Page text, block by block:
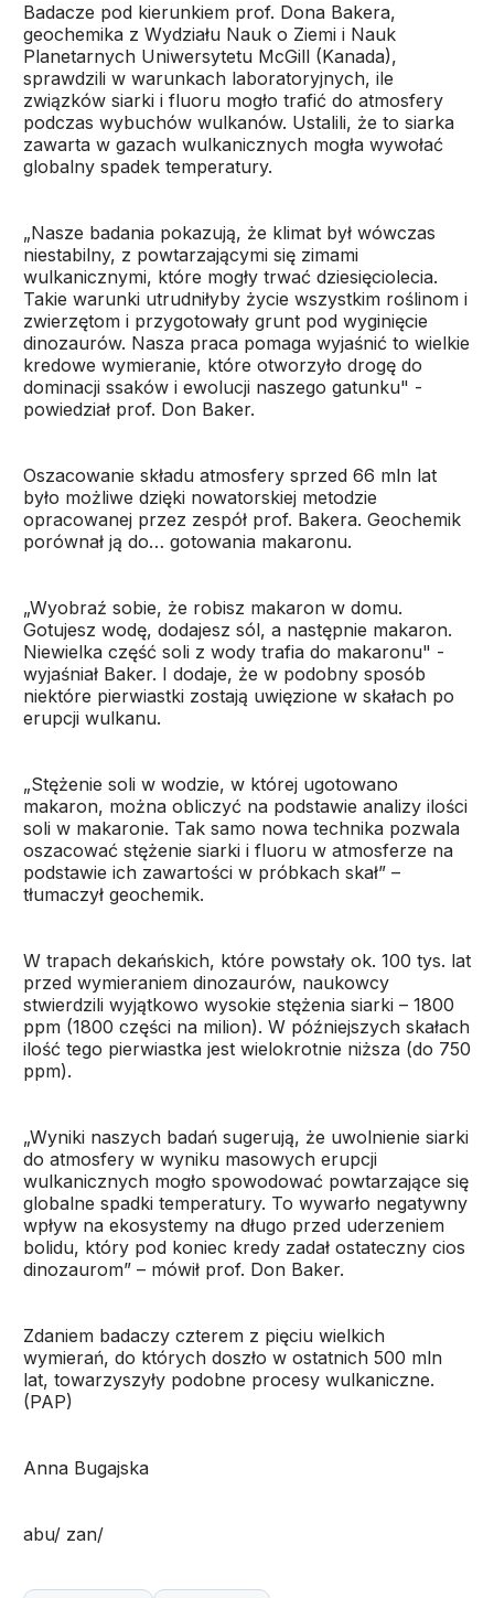
Badacze pod kierunkiem prof. Dona Bakera,
geochemika z Wydziału Nauk o Ziemi i Nauk
Planetarnych Uniwersytetu McGill (Kanada),
sprawdzili w warunkach laboratoryjnych, ile
związków siarki i fluoru mogło trafić do atmosfery
podczas wybuchów wulkanów. Ustalili, że to siarka
zawarta w gazach wulkanicznych mogła wywołać
globalny spadek temperatury.
„Nasze badania pokazują, że klimat był wówczas
niestabilny, z powtarzającymi się zimami
wulkanicznymi, które mogły trwać dziesięciolecia.
Takie warunki utrudniłyby życie wszystkim roślinom i
zwierzętom i przygotowały grunt pod wyginięcie
dinozaurów. Nasza praca pomaga wyjaśnić to wielkie
kredowe wymieranie, które otworzyło drogę do
dominacji ssaków i ewolucji naszego gatunku" -
powiedział prof. Don Baker.
Oszacowanie składu atmosfery sprzed 66 mln lat
było możliwe dzięki nowatorskiej metodzie
opracowanej przez zespół prof. Bakera. Geochemik
porównał ją do… gotowania makaronu.
„Wyobraź sobie, że robisz makaron w domu.
Gotujesz wodę, dodajesz sól, a następnie makaron.
Niewielka część soli z wody trafia do makaronu" -
wyjaśniał Baker. I dodaje, że w podobny sposób
niektóre pierwiastki zostają uwięzione w skałach po
erupcji wulkanu.
„Stężenie soli w wodzie, w której ugotowano
makaron, można obliczyć na podstawie analizy ilości
soli w makaronie. Tak samo nowa technika pozwala
oszacować stężenie siarki i fluoru w atmosferze na
podstawie ich zawartości w próbkach skał” –
tłumaczył geochemik.
W trapach dekańskich, które powstały ok. 100 tys. lat
przed wymieraniem dinozaurów, naukowcy
stwierdzili wyjątkowo wysokie stężenia siarki – 1800
ppm (1800 części na milion). W późniejszych skałach
ilość tego pierwiastka jest wielokrotnie niższa (do 750
ppm).
„Wyniki naszych badań sugerują, że uwolnienie siarki
do atmosfery w wyniku masowych erupcji
wulkanicznych mogło spowodować powtarzające się
globalne spadki temperatury. To wywarło negatywny
wpływ na ekosystemy na długo przed uderzeniem
bolidu, który pod koniec kredy zadał ostateczny cios
dinozaurom” – mówił prof. Don Baker.
Zdaniem badaczy czterem z pięciu wielkich
wymierań, do których doszło w ostatnich 500 mln
lat, towarzyszyły podobne procesy wulkaniczne.
(PAP)
Anna Bugajska
abu/ zan/